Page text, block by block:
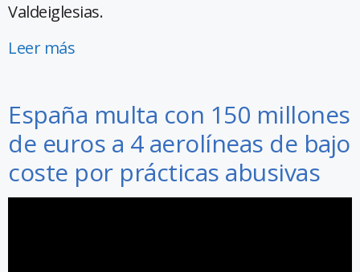
Valdeiglesias.
Leer más
España multa con 150 millones
de euros a 4 aerolíneas de bajo
coste por prácticas abusivas